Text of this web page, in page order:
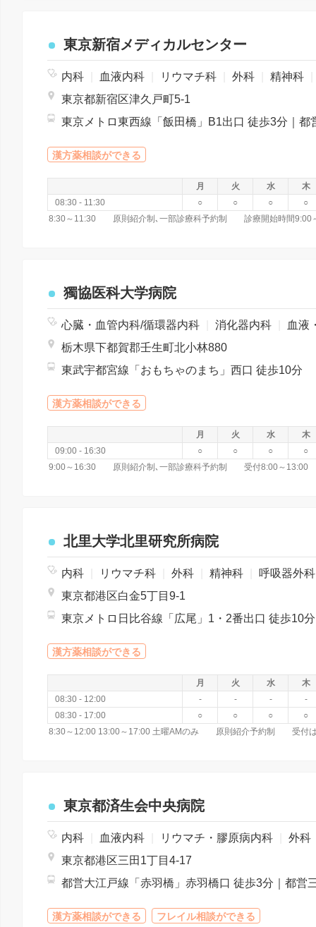
東京新宿メディカルセンター
内科 血液内科 リウマチ科 外科 精神科
東京都新宿区津久戸町5-1
漢方薬相談ができる
月 火 水
木
08:30 - 11:30
○ ○ ○ ○
獨協医科大学病院
心臓・血管内科/循環器内科 消化器内科
血液・腫瘍
栃木県下都賀郡壬生町北小林880
東武宇都宮線「おもちゃのまち」西口 徒歩10分
漢方薬相談ができる
月 火 水
木
09:00 - 16:30
○ ○ ○ ○
北里大学北里研究所病院
内科 リウマチ科 外科 精神科
呼吸器外
東京都港区白金5丁目9-1
漢方薬相談ができる
月 火 水
木
08:30 - 12:00
- - -
-
08:30 - 17:00
○ ○ ○ ○
東京都済生会中央病院
内科 血液内科 リウマチ・膠原病内科
外科
東京都港区三田1丁目4-17
漢方薬相談ができる フレイル相談ができる